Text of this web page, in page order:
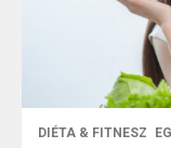
DIÉTA & FITNESZ